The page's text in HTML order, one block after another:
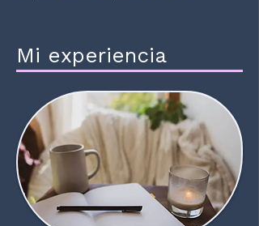
Mi experiencia